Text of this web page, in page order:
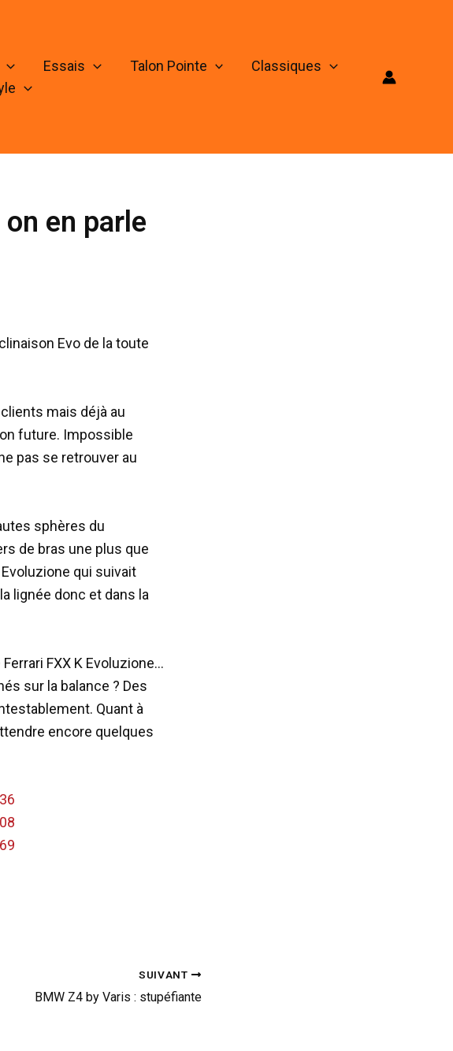
Essais Talon Pointe
Classiques
on en parle
Evo de la toute
mais déjà au
future. Impossible
pas se retrouver au
sphères du
de bras une plus que
Evoluzione qui suivait
lignée donc et dans la
FXX K Evoluzione…
sur la balance ? Des
Quant à
encore quelques
SUIVANT
BMW Z4 by Varis : stupéfiante